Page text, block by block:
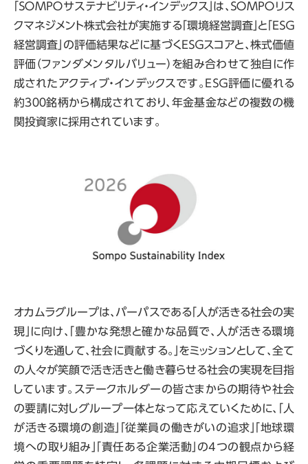
「ＳＯＭＰＯサステナビリティ・インデックス」は、ＳＯＭＰＯリス
クマネジメント株式会社が実施する「環境経営調査」と「ＥＳＧ
経営調査」の評価結果などに基づくＥＳＧスコアと、株式価値
評価（ファンダメンタルバリュー）を組み合わせて独自に作
成されたアクティブ・インデックスです。ＥＳＧ評価に優れる
約３００銘柄から構成されており、年金基金などの複数の機
関投資家に採用されています。
オカムラグループは、パーパスである「人が活きる社会の実
現」に向け、「豊かな発想と確かな品質で、人が活きる環境
づくりを通して、社会に貢献する。」をミッションとして、全て
の人々が笑顔で活き活きと働き暮らせる社会の実現を目指
しています。ステークホルダーの皆さまからの期待や社会
の要請に対しグループ一体となって応えていくために、「人
が活きる環境の創造」「従業員の働きがいの追求」「地球環
境への取り組み」「責任ある企業活動」の4つの観点から経